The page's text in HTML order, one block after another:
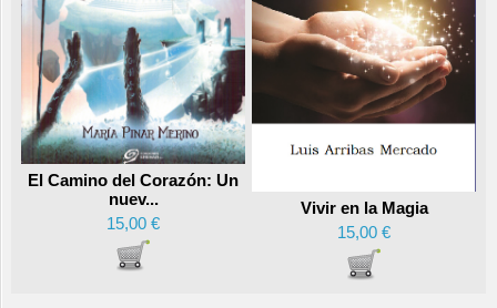
El Camino del Corazón: Un
nuev...
15,00 €
Vivir en la Magia
15,00 €